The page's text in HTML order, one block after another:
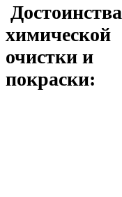
Достоинства
химической
очистки и
покраски: